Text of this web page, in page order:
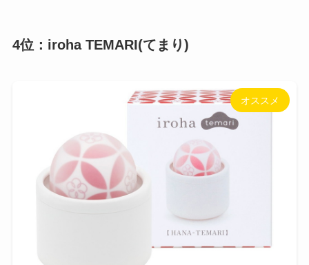
4位：iroha TEMARI(てまり)
オススメ